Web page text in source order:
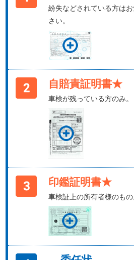
紛失などされている方は
さい。
自賠責証明書★
車検が残っている方のみ。
印鑑証明書★
車検証上の所有者様のもの